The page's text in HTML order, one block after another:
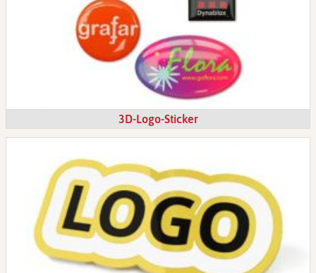
3D-Logo-Sticker